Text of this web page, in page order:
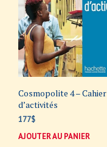
Cosmopolite 4 – Cahier
d’activités
177$
AJOUTER AU PANIER